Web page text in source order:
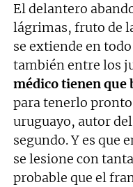
El delantero
lágrimas, fruto de
se extiende en
también entre los
médico tienen que
para tenerlo pronto
uruguayo, autor
segundo. Y es que
se lesione con
probable que el